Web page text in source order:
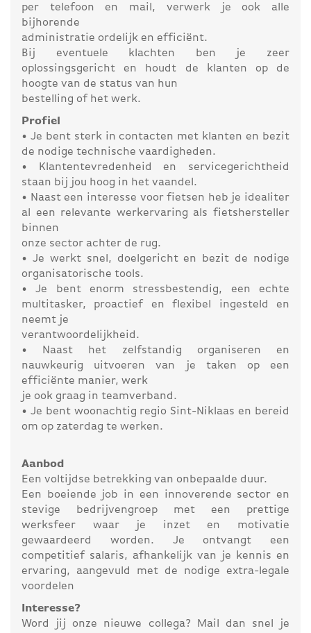
per telefoon en mail, verwerk je ook alle
bijhorende
administratie ordelijk en efficiënt.
Bij eventuele klachten ben je zeer
oplossingsgericht en houdt de klanten op de
hoogte van de status van hun
bestelling of het werk.
Profiel
• Je bent sterk in contacten met klanten en bezit
de nodige technische vaardigheden.
• Klantentevredenheid en servicegerichtheid
staan bij jou hoog in het vaandel.
• Naast een interesse voor fietsen heb je idealiter
al een relevante werkervaring als fietshersteller
binnen
onze sector achter de rug.
• Je werkt snel, doelgericht en bezit de nodige
organisatorische tools.
• Je bent enorm stressbestendig, een echte
multitasker, proactief en flexibel ingesteld en
neemt je
verantwoordelijkheid.
• Naast het zelfstandig organiseren en
nauwkeurig uitvoeren van je taken op een
efficiënte manier, werk
je ook graag in teamverband.
• Je bent woonachtig regio Sint-Niklaas en bereid
om op zaterdag te werken.
Aanbod
Een voltijdse betrekking van onbepaalde duur.
Een boeiende job in een innoverende sector en
stevige bedrijvengroep met een prettige
werksfeer waar je inzet en motivatie
gewaardeerd worden. Je ontvangt een
competitief salaris, afhankelijk van je kennis en
ervaring, aangevuld met de nodige extra-legale
voordelen
Interesse?
Word jij onze nieuwe collega? Mail dan snel je